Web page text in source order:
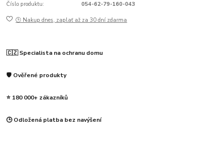
Číslo produktu: 054-62-79-160-043
🕒 Nakup dnes, zaplať až za 30 dní zdarma
🇨🇿 Specialista na ochranu domu
🛡️ Ověřené produkty
⭐ 180 000+ zákazníků
🕒 Odložená platba bez navýšení